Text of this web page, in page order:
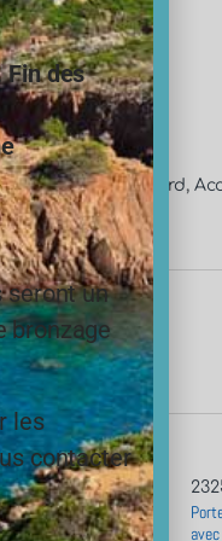
porte filtre standard,
bobinée 7
Fin des
seront un
bronzage
les
contacter